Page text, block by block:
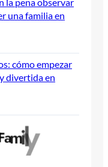
una familia en
cómo empezar
divertida en
amily